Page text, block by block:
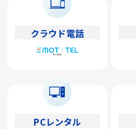
クラウド電話
PCレンタル